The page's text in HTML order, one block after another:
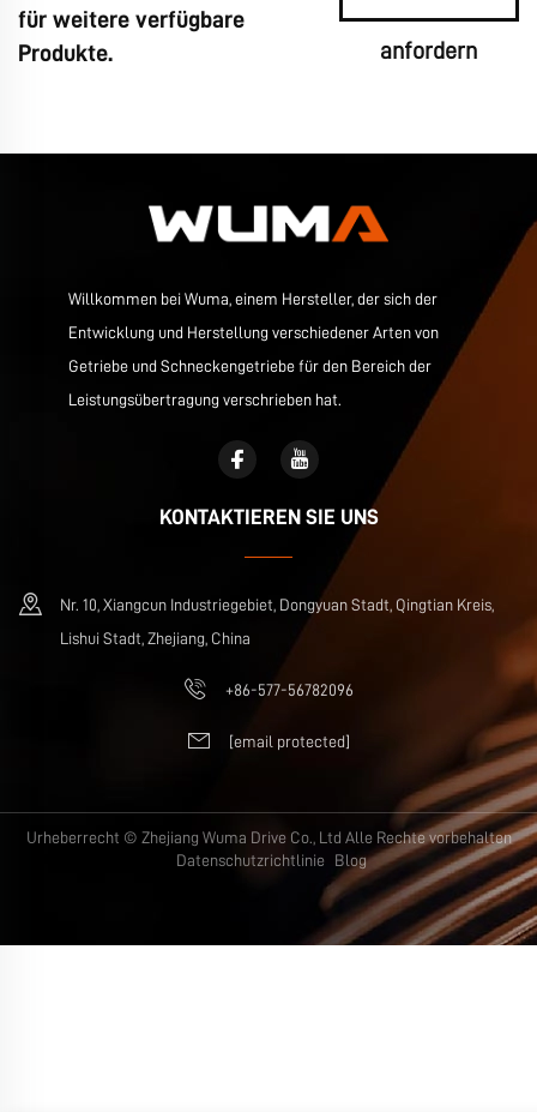
für weitere verfügbare
Produkte.
anfordern
Willkommen bei Wuma, einem Hersteller, der sich der
Entwicklung und Herstellung verschiedener Arten von
Getriebe und Schneckengetriebe für den Bereich der
Leistungsübertragung verschrieben hat.
KONTAKTIEREN SIE UNS
Nr. 10, Xiangcun Industriegebiet, Dongyuan Stadt, Qingtian Kreis,
Lishui Stadt, Zhejiang, China
+86-577-56782096
[email protected]
Urheberrecht © Zhejiang Wuma Drive Co., Ltd Alle Rechte vorbehalten
Datenschutzrichtlinie
Blog